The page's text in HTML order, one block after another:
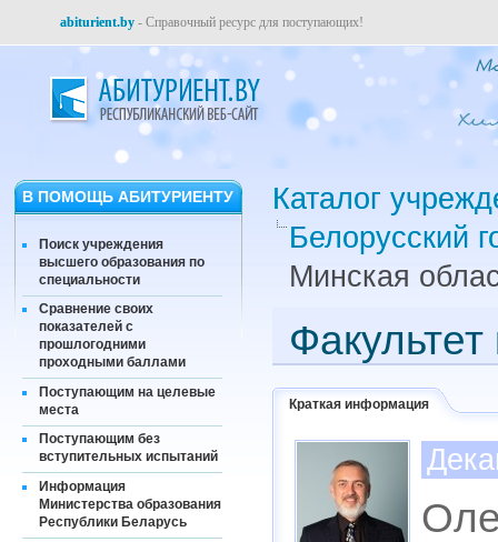
abiturient.by - Справочный ресурс для поступающих!
В ПОМОЩЬ АБИТУРИЕНТУ
Поиск учреждения
высшего образования по
специальности
Сравнение своих
показателей с
прошлогодними
проходными баллами
Поступающим на целевые
места
Поступающим без
вступительных испытаний
Информация
Министерства образования
Республики Беларусь
Каталог
Белорусский
Минская
Факультет
Краткая информация